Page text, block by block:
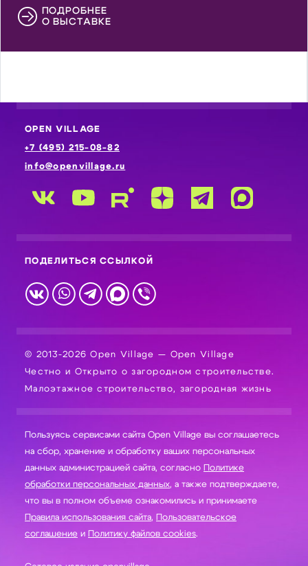
ПОДРОБНЕЕ
О ВЫСТАВКЕ
OPEN VILLAGE
+7 (495) 215-08-82
info@openvillage.ru
ПОДЕЛИТЬСЯ ССЫЛКОЙ
© 2013-2026 Open Village — Open Village
Честно и Открыто о загородном строительстве.
Малоэтажное строительство, загородная жизнь
Пользуясь сервисами сайта Open Village вы соглашаетесь
на сбор, хранение и обработку ваших персональных
данных администрацией сайта, согласно Политике
обработки персональных данных, а также подтверждаете,
что вы в полном объеме ознакомились и принимаете
Правила использования сайта, Пользовательское
соглашение и Политику файлов cookies.